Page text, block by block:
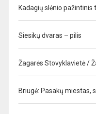
Kadagių slėnio pažintinis
Siesikų dvaras – pilis
Žagarės Stovyklavietė /
Briugė: Pasakų miestas,